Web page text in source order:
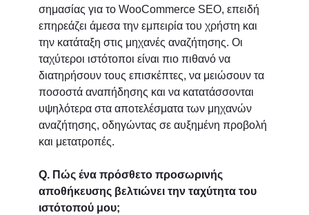
σημασίας για το WooCommerce SEO, επειδή
επηρεάζει άμεσα την εμπειρία του χρήστη και
την κατάταξη στις μηχανές αναζήτησης. Οι
ταχύτεροι ιστότοποι είναι πιο πιθανό να
διατηρήσουν τους επισκέπτες, να μειώσουν τα
ποσοστά αναπήδησης και να κατατάσσονται
υψηλότερα στα αποτελέσματα των μηχανών
αναζήτησης, οδηγώντας σε αυξημένη προβολή
και μετατροπές.
Q. Πώς ένα πρόσθετο προσωρινής
αποθήκευσης βελτιώνει την ταχύτητα του
ιστότοπού μου;